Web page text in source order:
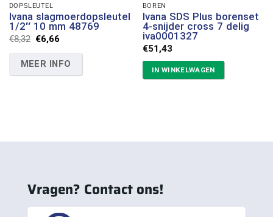
DOPSLEUTEL
Ivana slagmoerdopsleutel
1/2″ 10 mm 48769
€8,32 Oorspronkelijke
prijs
€8,32.
€6,66Huidige
€6,66.
MEER INFO
BOREN
Ivana SDS Plus borenset
4-snijder cross 7 delig
iva0001327
€51,43
IN WINKELWAGEN
Vragen? Contact ons!